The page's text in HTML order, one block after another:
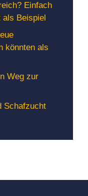
Einfach
Beispiel
könnten als
Weg zur
Schafzucht